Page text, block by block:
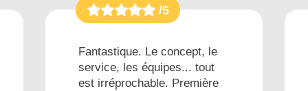
/5
Fantastique. Le concept, le
service, les équipes... tout
est irréprochable. Première